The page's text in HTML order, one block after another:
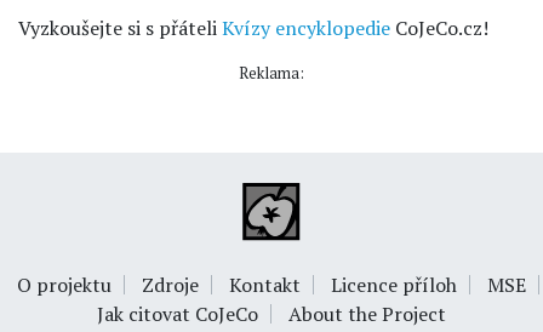
Vyzkoušejte si s přáteliKvízy encyklopedie CoJeCo.cz!
Reklama:
O projektu Zdroje Kontakt Licence příloh
MSE
Jak citovat CoJeCo
About the Project